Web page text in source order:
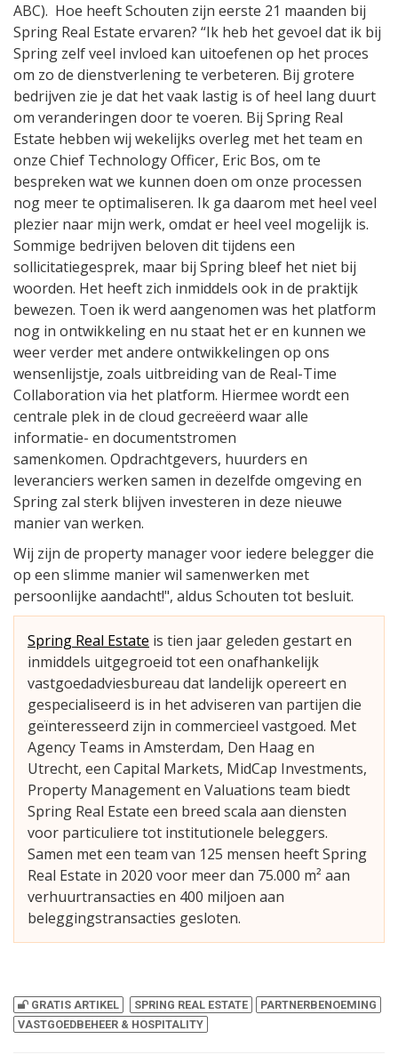
ABC). Hoe heeft Schouten zijn eerste 21 maanden bij
Spring Real Estate ervaren? “Ik heb het gevoel dat ik bij
Spring zelf veel invloed kan uitoefenen op het proces
om zo de dienstverlening te verbeteren. Bij grotere
bedrijven zie je dat het vaak lastig is of heel lang duurt
om veranderingen door te voeren. Bij Spring Real
Estate hebben wij wekelijks overleg met het team en
onze Chief Technology Officer, Eric Bos, om te
bespreken wat we kunnen doen om onze processen
nog meer te optimaliseren. Ik ga daarom met heel veel
plezier naar mijn werk, omdat er heel veel mogelijk is.
Sommige bedrijven beloven dit tijdens een
sollicitatiegesprek, maar bij Spring bleef het niet bij
woorden. Het heeft zich inmiddels ook in de praktijk
bewezen. Toen ik werd aangenomen was het platform
nog in ontwikkeling en nu staat het er en kunnen we
weer verder met andere ontwikkelingen op ons
wensenlijstje, zoals uitbreiding van de Real-Time
Collaboration via het platform. Hiermee wordt een
centrale plek in de cloud gecreëerd waar alle
informatie- en documentstromen
samenkomen. Opdrachtgevers, huurders en
leveranciers werken samen in dezelfde omgeving en
Spring zal sterk blijven investeren in deze nieuwe
manier van werken.
Wij zijn de property manager voor iedere belegger die
op een slimme manier wil samenwerken met
persoonlijke aandacht!", aldus Schouten tot besluit.
Spring Real Estate is tien jaar geleden gestart en
inmiddels uitgegroeid tot een onafhankelijk
vastgoedadviesbureau dat landelijk opereert en
gespecialiseerd is in het adviseren van partijen die
geïnteresseerd zijn in commercieel vastgoed. Met
Agency Teams in Amsterdam, Den Haag en
Utrecht, een Capital Markets, MidCap Investments,
Property Management en Valuations team biedt
Spring Real Estate een breed scala aan diensten
voor particuliere tot institutionele beleggers.
Samen met een team van 125 mensen heeft Spring
Real Estate in 2020 voor meer dan 75.000 m² aan
verhuurtransacties en 400 miljoen aan
beleggingstransacties gesloten.
GRATIS ARTIKEL SPRING REAL ESTATE
PARTNERBENOEMING
VASTGOEDBEHEER & HOSPITALITY